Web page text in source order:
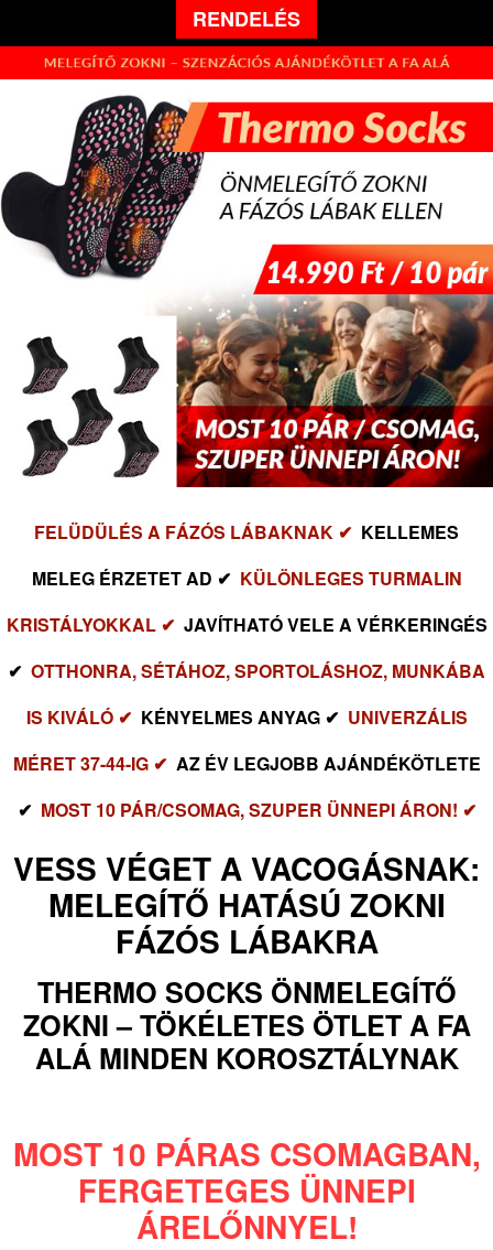
RENDELÉS
FELÜDÜLÉS A FÁZÓS LÁBAKNAK ✔ KELLEMES
MELEG ÉRZETET AD ✔ KÜLÖNLEGES TURMALIN
KRISTÁLYOKKAL ✔ JAVÍTHATÓ VELE A VÉRKERINGÉS
✔ OTTHONRA, SÉTÁHOZ, SPORTOLÁSHOZ, MUNKÁBA
IS KIVÁLÓ ✔ KÉNYELMES ANYAG ✔ UNIVERZÁLIS
MÉRET 37-44-IG ✔ AZ ÉV LEGJOBB AJÁNDÉKÖTLETE
✔ MOST 10 PÁR/CSOMAG, SZUPER ÜNNEPI ÁRON! ✔
VESS VÉGET A VACOGÁSNAK:
MELEGÍTŐ HATÁSÚ ZOKNI
FÁZÓS LÁBAKRA
THERMO SOCKS ÖNMELEGÍTŐ
ZOKNI – TÖKÉLETES ÖTLET A FA
ALÁ MINDEN KOROSZTÁLYNAK
MOST 10 PÁRAS CSOMAGBAN,
FERGETEGES ÜNNEPI
ÁRELŐNNYEL!